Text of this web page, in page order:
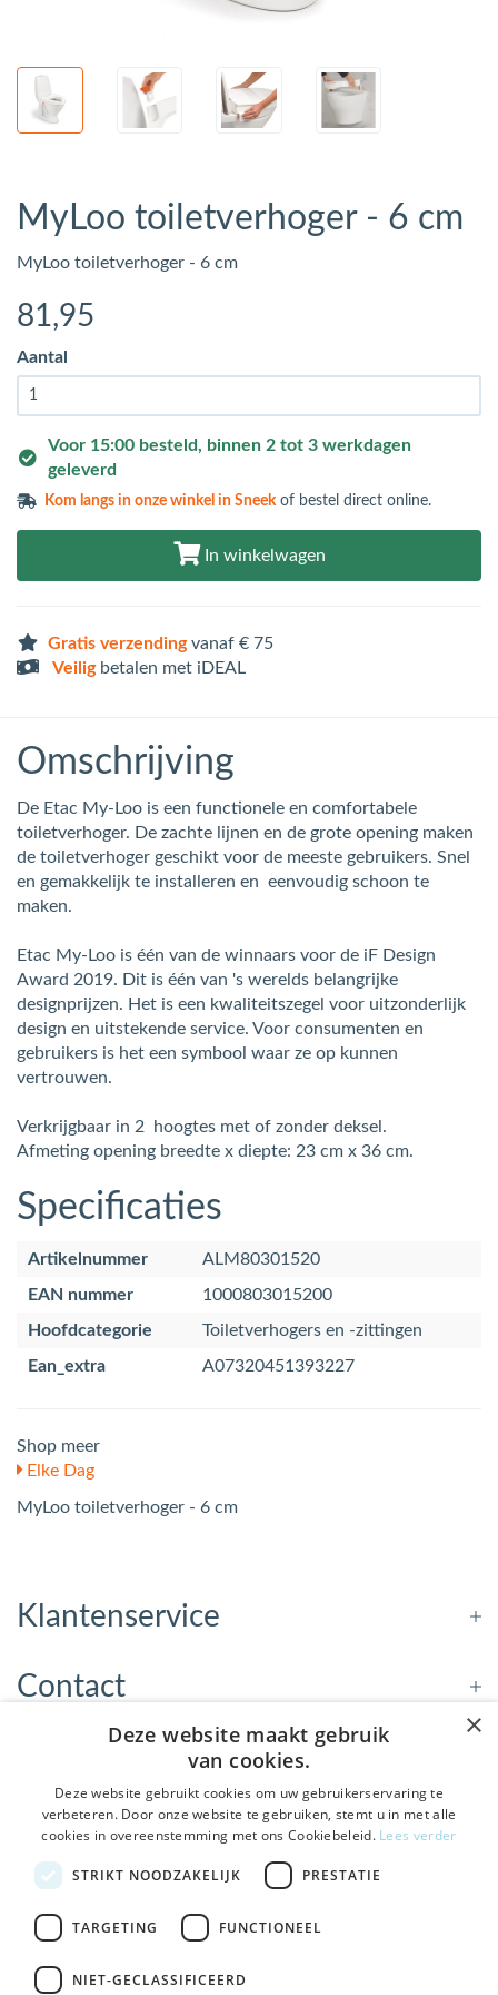
MyLoo toiletverhoger - 6 cm
MyLoo toiletverhoger - 6 cm
81 ,95
Aantal
Voor 15:00 besteld, binnen 2 tot 3 werkdagen
geleverd
Kom langs inonze winkel in Sneek of bestel direct online.
In winkelwagen
Gratis verzendingvanaf € 75
Veiligbetalen met iDEAL
Omschrijving
De Etac My-Loo is een functionele en comfortabele
toiletverhoger. De zachte lijnen en de grote opening maken
de toiletverhoger geschikt voor de meeste gebruikers. Snel
en gemakkelijk te installeren en eenvoudig schoon te
maken.
Etac My-Loo is één van de winnaars voor de iF Design
Award 2019. Dit is één van 's werelds belangrijke
designprijzen. Het is een kwaliteitszegel voor uitzonderlijk
design en uitstekende service. Voor consumenten en
gebruikers is het een symbool waar ze op kunnen
vertrouwen.
Verkrijgbaar in 2 hoogtes met of zonder deksel.
Afmeting opening breedte x diepte: 23 cm x 36 cm.
Specificaties
Artikelnummer
ALM80301520
EAN nummer
1000803015200
Hoofdcategorie
Toiletverhogers en -zittingen
Ean_extra
A07320451393227
Shop meer
Elke Dag
MyLoo toiletverhoger - 6 cm
Klantenservice
Contact
Openingstijden
Nieuwsbrief
Bezoek de winkel in Sneek, Bolswarderbaan 3C
De Welzijnwinkel in je
inbox
Geen spam, geen verkooppraatjes — gewoon fijne
updates over hulpmiddelen die echt iets toevoegen.
×
Deze website maakt gebruik
van cookies.
Deze website gebruikt cookies om uw gebruikerservaring te
verbeteren. Door onze website te gebruiken, stemt u in met alle
cookies in overeenstemming met ons Cookiebeleid. Lees verder
STRIKT NOODZAKELIJK PRESTATIE
TARGETING FUNCTIONEEL
NIET-GECLASSIFICEERD